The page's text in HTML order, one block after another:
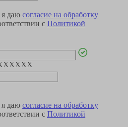
даю согласие на обработку
с Политикой
даю согласие на обработку
с Политикой